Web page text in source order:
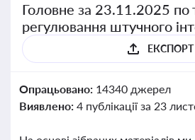
Головне за 23.11.2025 по
регулювання штучного
ЕКСПОРТ
Опрацьовано: 14340 джерел
Виявлено: 4 публікації за 23